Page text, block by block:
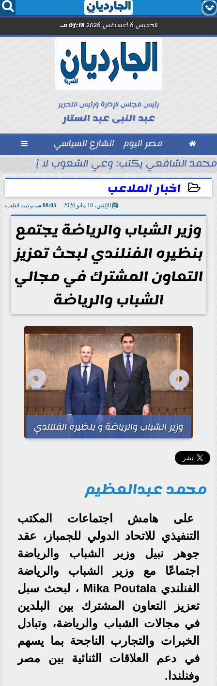
  
الخميس 6 أغسطس 2026 07:18 مـ
رئيس مجلس الإدارة ورئيس التحرير
عبد النبى عبد الستار
 مصر اليوم الشارع السياسي 
صلاح.. اليوم
محمد الشافعي يكتب: وعي الشعوب لا يُقاس
اخبار الملاعب
الإثنين، 18 مايو 2026 08:05 مـ بتوقيت القاهرة
وزير الشباب والرياضة يجتمع
بنظيره الفنلندي لبحث تعزيز
التعاون المشترك في مجالي
الشباب والرياضة
وزير الشباب والرياضة و بنظيره الفنلندي
محمد عبدالعظيم
على هامش اجتماعات المكتب
التنفيذي للاتحاد الدولي للجمباز، عقد
جوهر نبيل وزير الشباب والرياضة
اجتماعًا مع وزير الشباب والرياضة
الفنلندي Mika Poutala ، لبحث سبل
تعزيز التعاون المشترك بين البلدين
في مجالات الشباب والرياضة، وتبادل
الخبرات والتجارب الناجحة بما يسهم
في دعم العلاقات الثنائية بين مصر
وفنلندا.